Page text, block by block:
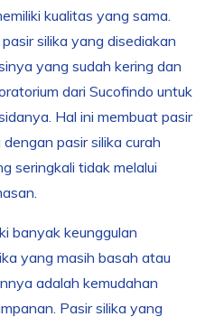
kualitas yang sama.
silika yang disediakan
yang sudah kering dan
dari Sucofindo untuk
Hal ini membuat pasir
pasir silika curah
seringkali tidak melalui
banyak keunggulan
yang masih basah atau
adalah kemudahan
Pasir silika yang